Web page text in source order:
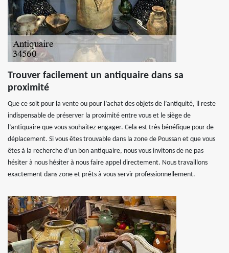
Trouver facilement un antiquaire dans sa
proximité
Que ce soit pour la vente ou pour l’achat des objets de l’antiquité, il reste
indispensable de préserver la proximité entre vous et le siège de
l’antiquaire que vous souhaitez engager. Cela est très bénéfique pour de
déplacement. Si vous êtes trouvable dans la zone de Poussan et que vous
êtes à la recherche d’un bon antiquaire, nous vous invitons de ne pas
hésiter à nous hésiter à nous faire appel directement. Nous travaillons
exactement dans zone et prêts à vous servir professionnellement.